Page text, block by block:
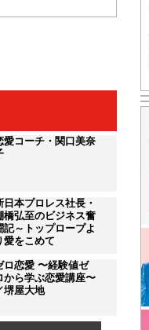
愛コーチ・関口美奈
日本プロレス社長・
橋弘至のビジネス奮
記～トップロープよ
愛をこめて
ロ恋愛 〜経験値ゼ
から学ぶ恋愛講座〜
堺屋大地